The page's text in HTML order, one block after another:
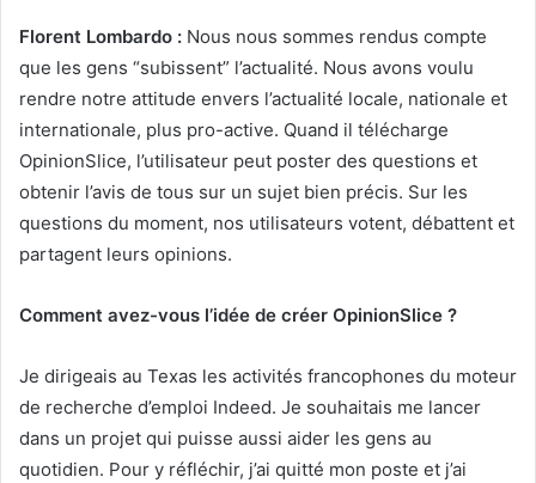
Florent Lombardo : Nous nous sommes rendus compte
que les gens “subissent” l’actualité. Nous avons voulu
rendre notre attitude envers l’actualité locale, nationale et
internationale, plus pro-active. Quand il télécharge
OpinionSlice, l’utilisateur peut poster des questions et
obtenir l’avis de tous sur un sujet bien précis. Sur les
questions du moment, nos utilisateurs votent, débattent et
partagent leurs opinions.
Comment avez-vous l’idée de créer OpinionSlice ?
Je dirigeais au Texas les activités francophones du moteur
de recherche d’emploi Indeed. Je souhaitais me lancer
dans un projet qui puisse aussi aider les gens au
quotidien. Pour y réfléchir, j’ai quitté mon poste et j’ai